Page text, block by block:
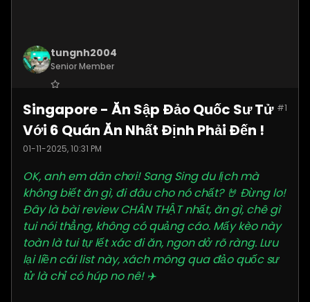
tungnh2004
Senior Member
Jun 2025
Posts:4099 #1
Singapore - Ăn Sập Đảo Quốc Sư Tử
Với 6 Quán Ăn Nhất Định Phải Đến !
01-11-2025, 10:31 PM
OK, anh em dân chơi! Sang Sing du lịch mà
không biết ăn gì, đi đâu cho nó chất? 🤘 Đừng lo!
Đây là bài review CHÂN THẬT nhất, ăn gì, chê gì
tui nói thẳng, không có quảng cáo. Mấy kèo này
toàn là tui tự lết xác đi ăn, ngon dở rõ ràng. Lưu
lại liền cái list này, xách mông qua đảo quốc sư
tử là chỉ có húp no nê! ✈️